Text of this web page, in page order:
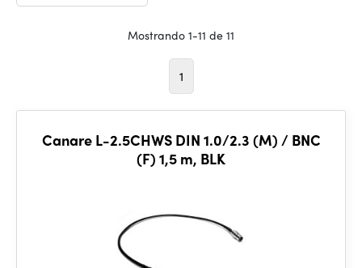
Mostrando 1-11 de 11
1
Canare L-2.5CHWS DIN 1.0/2.3 (M) / BNC
(F) 1,5 m, BLK